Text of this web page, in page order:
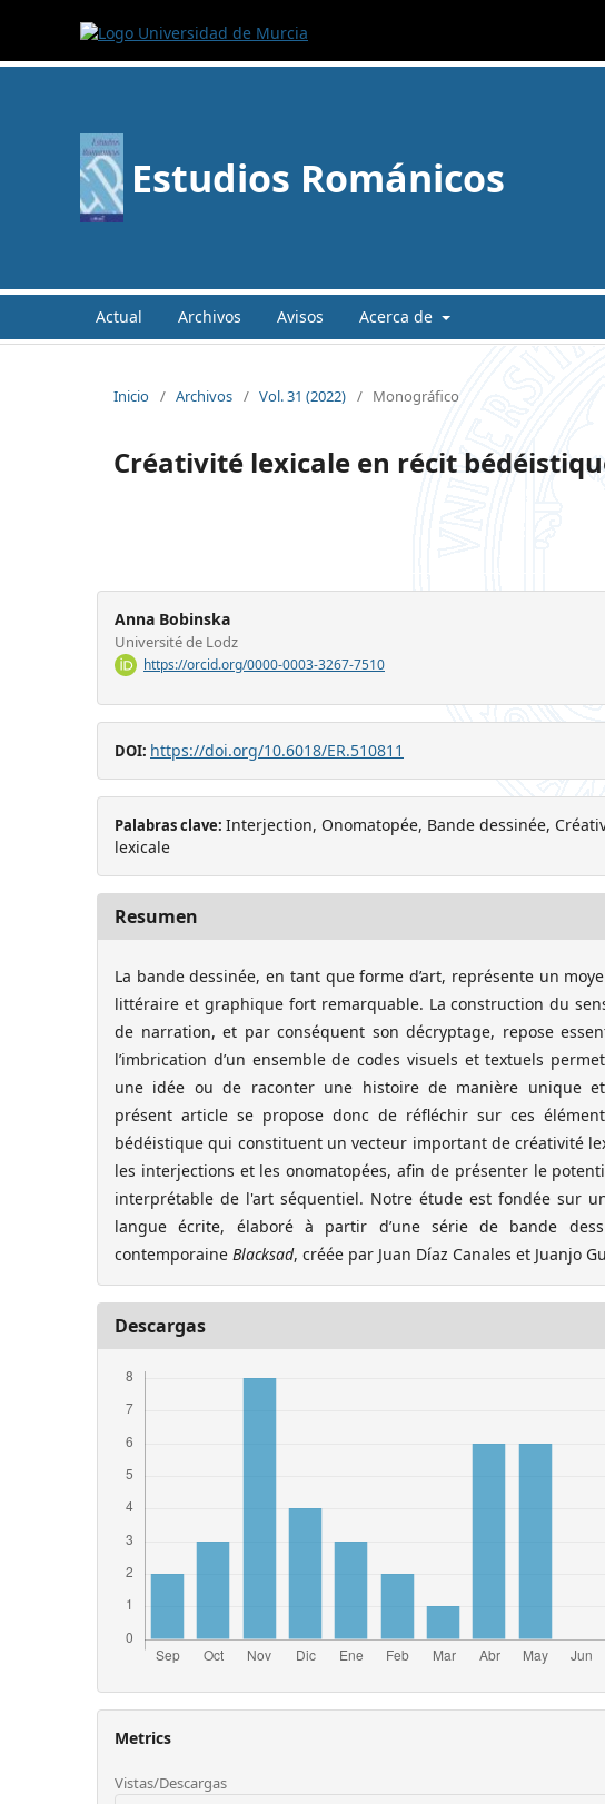
Estudios Románicos
Actual Archivos Avisos Acerca de
Inicio / Archivos / Vol. 31 (2022) / Monográfico
Créativité lexicale en récit
Anna Bobinska
Université de Lodz
https://orcid.org/0000-0003-3267-7510
DOI: https://doi.org/10.6018/ER.510811
Palabras clave: Interjection, Onomatopée, Bande dessinée,
lexicale
Resumen
La bande dessinée, en tant que forme d’art, représente un
littéraire et graphique fort remarquable. La construction du
de narration, et par conséquent son décryptage, repose
l’imbrication d’un ensemble de codes visuels et textuels
une idée ou de raconter une histoire de manière unique
présent article se propose donc de réfléchir sur ces
bédéistique qui constituent un vecteur important de créativité
les interjections et les onomatopées, afin de présenter le
interprétable de l'art séquentiel. Notre étude est fondée sur
langue écrite, élaboré à partir d’une série de bande
contemporaine Blacksad, créée par Juan Díaz Canales et Juanjo
Descargas
Metrics
Vistas/Descargas